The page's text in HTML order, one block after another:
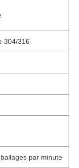
304/316
par minute